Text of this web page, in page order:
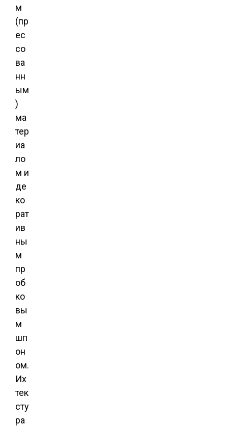
м
(пр
ес
со
ва
нн
ым
)
ма
тер
иа
ло
м и
де
ко
рат
ив
ны
м
пр
об
ко
вы
м
шп
он
ом.
Их
тек
сту
ра